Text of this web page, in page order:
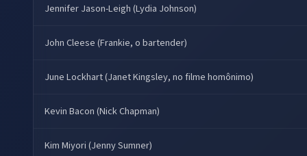
Jennifer Jason-Leigh (Lydia Johnson)
John Cleese (Frankie, o bartender)
June Lockhart (Janet Kingsley, no filme homônimo)
Kevin Bacon (Nick Chapman)
Kim Miyori (Jenny Sumner)